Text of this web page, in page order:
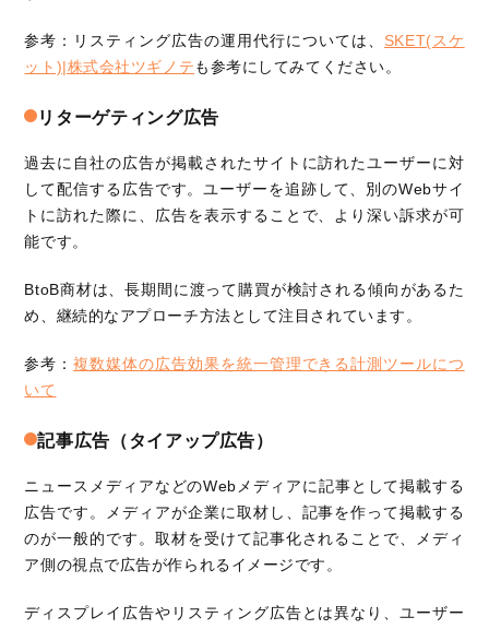
参考：リスティング広告の運用代行については、 SKET(スケ
ット)|株式会社ツギノテも参考にしてみてください。
リターゲティング広告
過去に自社の広告が掲載されたサイトに訪れたユーザーに対
して配信する広告です。ユーザーを追跡して、別のWebサイ
トに訪れた際に、広告を表示することで、より深い訴求が可
能です。
BtoB商材は、長期間に渡って購買が検討される傾向があるた
め、継続的なアプローチ方法として注目されています。
参考：複数媒体の広告効果を統一管理できる計測ツールにつ
いて
記事広告（タイアップ広告）
ニュースメディアなどのWebメディアに記事として掲載する
広告です。メディアが企業に取材し、記事を作って掲載する
のが一般的です。取材を受けて記事化されることで、メディ
ア側の視点で広告が作られるイメージです。
ディスプレイ広告やリスティング広告とは異なり、ユーザー